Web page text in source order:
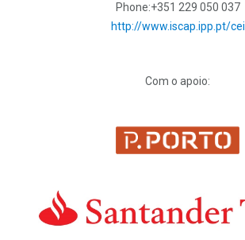
Phone:+351 229 050 037
http://www.iscap.ipp.pt/cei
Com o apoio: